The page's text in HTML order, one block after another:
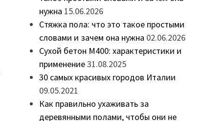
нужна 15.06.2026
Стяжка пола: что это такое простыми
словами и зачем она нужна 02.06.2026
Сухой бетон М400: характеристики и
применение31.08.2025
30 самых красивых городов Италии
09.05.2021
Как правильно ухаживать за
деревянными полами, чтобы они не